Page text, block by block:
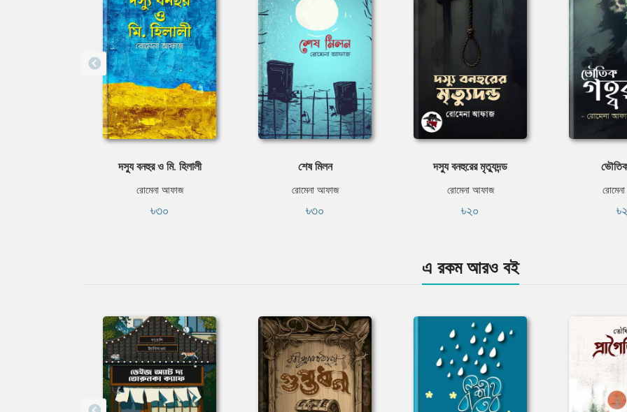
দস্যু বনহুর ও মি. হিলালী
রোমেনা আফাজ
৳৩০
শেষ মিলন
রোমেনা আফাজ
৳৩০
দস্যু বনহুরের মৃত্যুদন্ড
রোমেনা আফাজ
৳২০
এ রকম আরও বই